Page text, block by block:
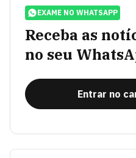
EXAME NO WHATSAPP
Receba as
no seu
Entrar no